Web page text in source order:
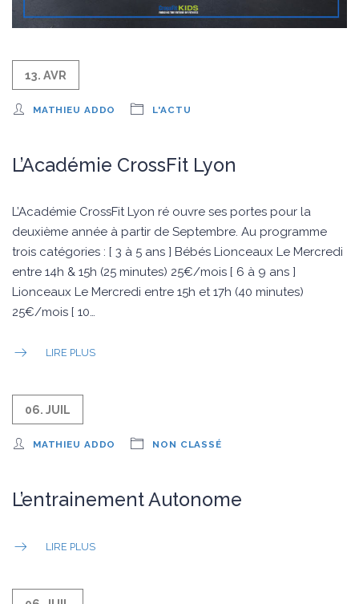
13. AVR
MATHIEU ADDO L'ACTU
L’Académie CrossFit Lyon
L’Académie CrossFit Lyon ré ouvre ses portes pour la
deuxième année à partir de Septembre. Au programme
trois catégories : [ 3 à 5 ans ] Bébés Lionceaux Le Mercredi
entre 14h & 15h (25 minutes) 25€/mois [ 6 à 9 ans ]
Lionceaux Le Mercredi entre 15h et 17h (40 minutes)
25€/mois [ 10…
LIRE PLUS
06. JUIL
MATHIEU ADDO NON CLASSÉ
L’entrainement Autonome
LIRE PLUS